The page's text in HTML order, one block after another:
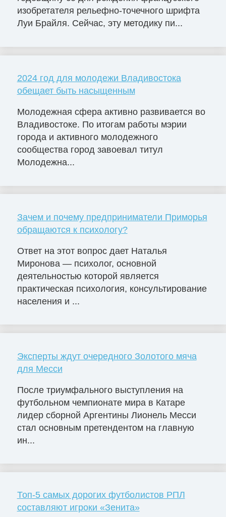
изобретателя рельефно-точечного шрифта
Луи Брайля. Сейчас, эту методику пи...
2024 год для молодежи Владивостока
обещает быть насыщенным
Молодежная сфера активно развивается во
Владивостоке. По итогам работы мэрии
города и активного молодежного
сообщества город завоевал титул
Молодежна...
Зачем и почему предприниматели Приморья
обращаются к психологу?
Ответ на этот вопрос дает Наталья
Миронова — психолог, основной
деятельностью которой является
практическая психология, консультирование
населения и ...
Эксперты ждут очередного Золотого мяча
для Месси
После триумфального выступления на
футбольном чемпионате мира в Катаре
лидер сборной Аргентины Лионель Месси
стал основным претендентом на главную
ин...
Топ-5 самых дорогих футболистов РПЛ
составляют игроки «Зенита»